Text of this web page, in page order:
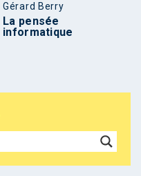
Gérard Berry
La pensée
informatique